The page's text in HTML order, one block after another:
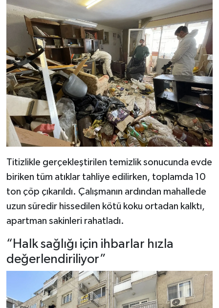
Titizlikle gerçekleştirilen temizlik sonucunda evde
biriken tüm atıklar tahliye edilirken, toplamda 10
ton çöp çıkarıldı. Çalışmanın ardından mahallede
uzun süredir hissedilen kötü koku ortadan kalktı,
apartman sakinleri rahatladı.
“Halk sağlığı için ihbarlar hızla
değerlendiriliyor”